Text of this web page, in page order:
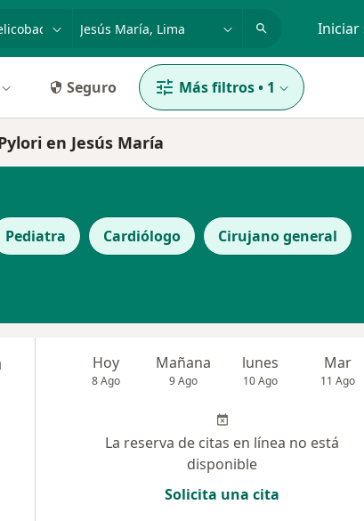
o nombre
p. ej. Lima Iniciar
Seguro Más filtros• 1
en Jesús María
Pediatra Cardiólogo Cirujano general
Hoy
8 Ago
Mañana
9 Ago
lunes
10 Ago
Mar
11 Ago
La reserva de citas en línea no está
disponible
Solicita una cita